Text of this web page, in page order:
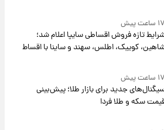
پیش
تازه فروش اقساطی سایپا اعلام شد؛
کوییک، اطلس، سهند و ساینا با اقساط
+ جدول
پیش
جدید برای بازار طلا؛ پیش‌بینی
سکه و طلا فردا